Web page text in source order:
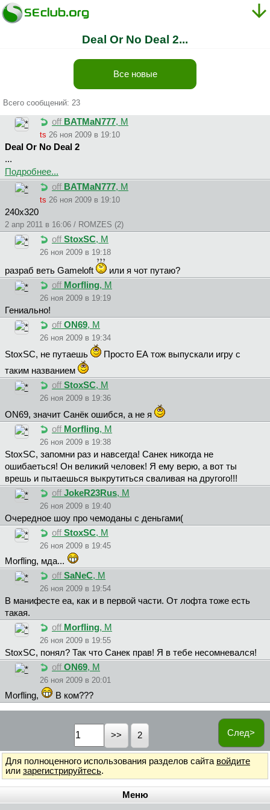
Deal Or No Deal 2...
Все новые
Всего сообщений: 23
off BATMaN777, М
ts 26 ноя 2009 в 19:10
Deal Or No Deal 2
...
Подробнее...
off BATMaN777, М
ts 26 ноя 2009 в 19:10
240х320
2 апр 2011 в 16:06 / ROMZES (2)
off StoxSC, М
26 ноя 2009 в 19:18
разраб веть Gameloft
или я чот путаю?
off Morfling, М
26 ноя 2009 в 19:19
Гениально!
off ON69, М
26 ноя 2009 в 19:34
StoxSC, не путаешь
Просто ЕА тож выпускали игру с
таким названием
off StoxSC, М
26 ноя 2009 в 19:36
ON69, значит Санёк ошибся, а не я
off Morfling, М
26 ноя 2009 в 19:38
StoxSC, запомни раз и навсегда! Санек никогда не
ошибаеться! Он великий человек! Я ему верю, а вот ты
врешь и пытаешься выкрутиться сваливая на другого!!!
off JokeR23Rus, М
26 ноя 2009 в 19:40
Очередное шоу про чемоданы с деньгами(
off StoxSC, М
26 ноя 2009 в 19:45
Morfling, мда...
off SaNeC, М
26 ноя 2009 в 19:54
В манифесте еа, как и в первой части. От лофта тоже есть
такая.
off Morfling, М
26 ноя 2009 в 19:55
StoxSC, понял? Так что Санек прав! Я в тебе несомневался!
off ON69, М
26 ноя 2009 в 20:01
Morfling, В ком???
След>
2
Для полноценного использования разделов сайта войдите
или зарегистрируйтесь.
Меню